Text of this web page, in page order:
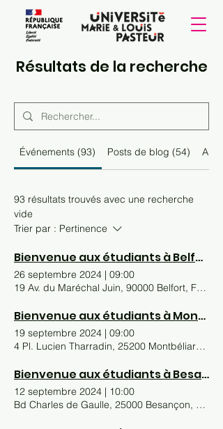
Résultats de la recherche
Événements (93) Posts de blog (54)
93 résultats trouvés avec une recherche
vide
Trier par : Pertinence
Bienvenue aux étudiants à Belfort
26 septembre 2024 | 09:00
19 Av. du Maréchal Juin, 90000 Belfort, France
Bienvenue aux étudiants à Montbéliard
19 septembre 2024 | 09:00
4 Pl. Lucien Tharradin, 25200 Montbéliard,
Bienvenue aux étudiants à Besançon
12 septembre 2024 | 10:00
Bd Charles de Gaulle, 25000 Besançon, France